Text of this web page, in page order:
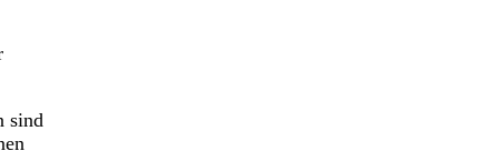
sind